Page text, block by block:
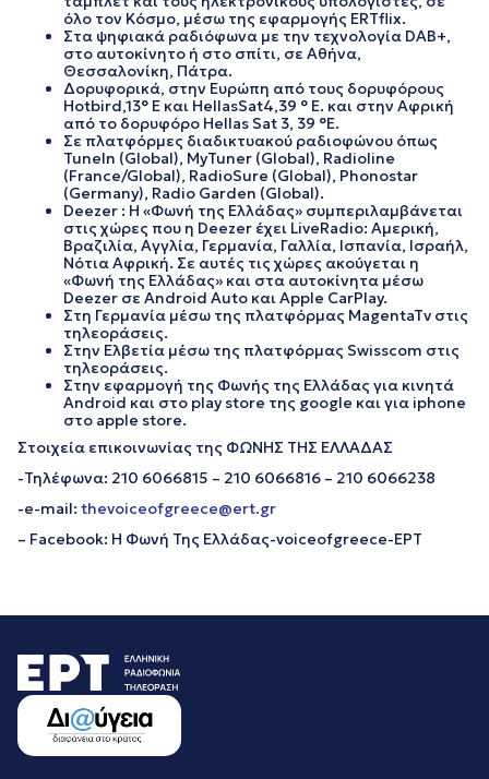
όλο τον Κόσμο, μέσω της εφαρμογής ERTflix.
Στα ψηφιακά ραδιόφωνα με την τεχνολογία DAB+,
στο αυτοκίνητο ή στο σπίτι, σε Αθήνα,
Θεσσαλονίκη, Πάτρα.
Δορυφορικά, στην Ευρώπη από τους δορυφόρους
Hotbird,13° E και HellasSat4,39 ° E. και στην Αφρική
από το δορυφόρο Hellas Sat 3, 39 °E.
Σε πλατφόρμες διαδικτυακού ραδιοφώνου όπως
TuneIn (Global), MyTuner (Global), Radioline
(France/Global), RadioSure (Global), Phonostar
(Germany), Radio Garden (Global).
Deezer : Η «Φωνή της Ελλάδας» συμπεριλαμβάνεται
στις χώρες που η Deezer έχει LiveRadio: Αμερική,
Βραζιλία, Αγγλία, Γερμανία, Γαλλία, Ισπανία, Ισραήλ,
Νότια Αφρική. Σε αυτές τις χώρες ακούγεται η
«Φωνή της Ελλάδας» και στα αυτοκίνητα μέσω
Deezer σε Android Auto και Apple CarPlay.
Στη Γερμανία μέσω της πλατφόρμας MagentaTv στις
τηλεοράσεις.
Στην Ελβετία μέσω της πλατφόρμας Swisscom στις
τηλεοράσεις.
Στην εφαρμογή της Φωνής της Ελλάδας για κινητά
Android και στο play store της google και για iphone
στο apple store.
Στοιχεία επικοινωνίας της ΦΩΝΗΣ ΤΗΣ ΕΛΛΑΔΑΣ
-Τηλέφωνα: 210 6066815 – 210 6066816 – 210 6066238
-e-mail: thevoiceofgreece@ert.gr
– Facebook: Η Φωνή Της Ελλάδας-voiceofgreece-ΕΡΤ